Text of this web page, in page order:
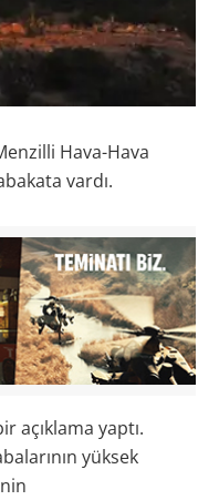
Hava-Hava
vardı.
açıklama yaptı.
yüksek